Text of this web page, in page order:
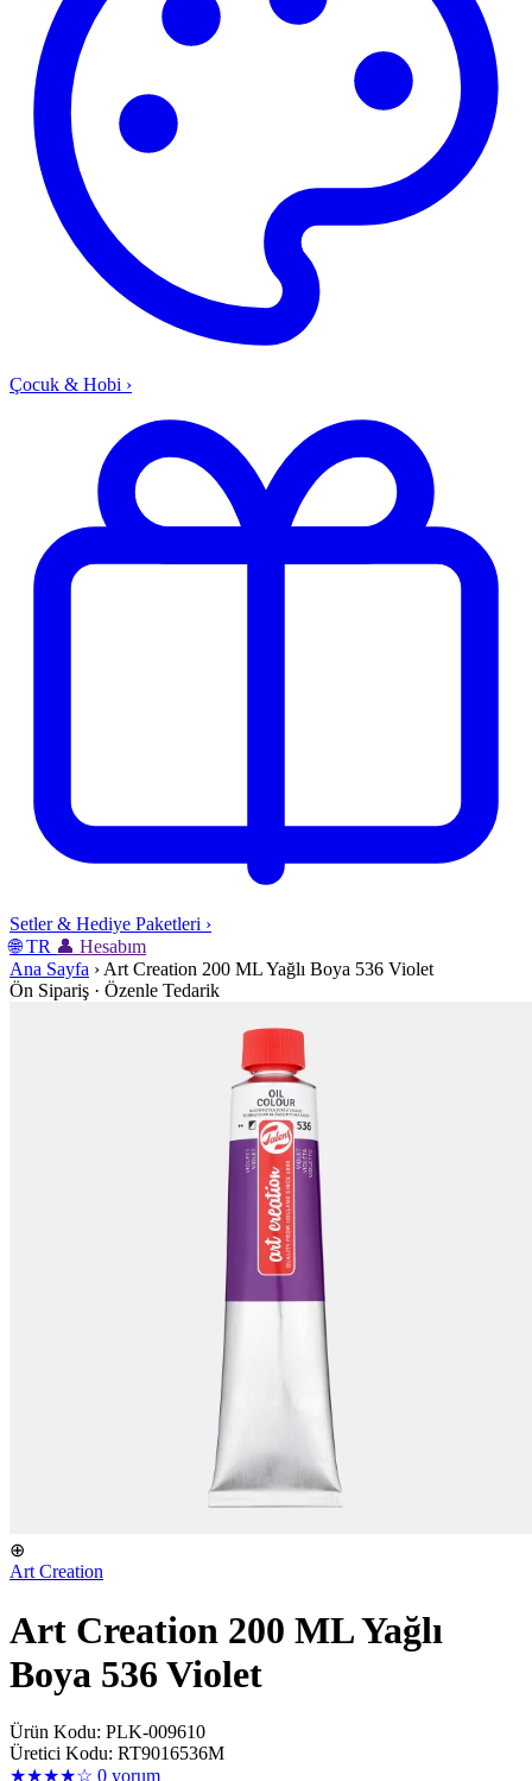
Çocuk & Hobi ›
Setler & Hediye Paketleri ›
🌐 TR 👤 Hesabım
Ana Sayfa › Art Creation 200 ML Yağlı Boya 536 Violet
Ön Sipariş · Özenle Tedarik
⊕
Art Creation
Art Creation 200 ML Yağlı
Boya 536 Violet
Ürün Kodu: PLK-009610
Üretici Kodu: RT9016536M
★★★★☆ 0 yorum